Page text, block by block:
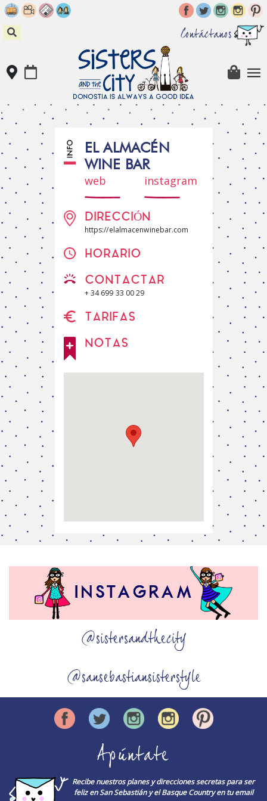
Skip
to
content
Contáctanos
EL ALMACÉN
WINE BAR
web instagram
DIRECCIÓN
https://elalmacenwinebar.com
HORARIO
CONTACTAR
+ 34 699 33 00 29
TARIFAS
NOTAS
@sistersandthecity
@sansebastiansisterstyle
Apúntate
Recibe nuestros planes y direcciones secretas para ser
feliz en San Sebastián y el Basque Country en tu email